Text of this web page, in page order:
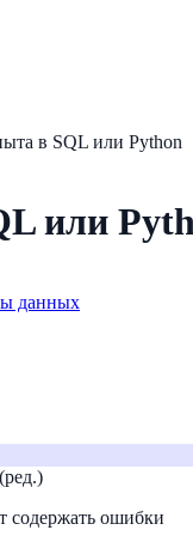
в SQL или Python
или
данных
(ред.)
содержать ошибки